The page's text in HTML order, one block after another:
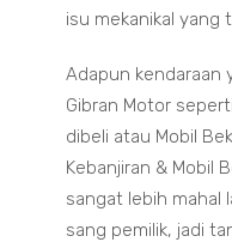
isu mekanikal yang
Adapun kendaraan
Gibran Motor
dibeli atau Mobil
Kebanjiran & Mobil
sangat lebih mahal
sang pemilik, jadi